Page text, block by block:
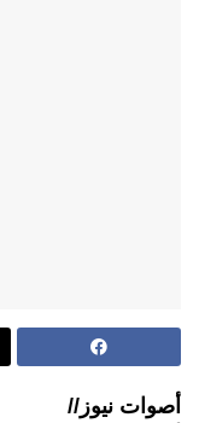
أصوات نيوز//